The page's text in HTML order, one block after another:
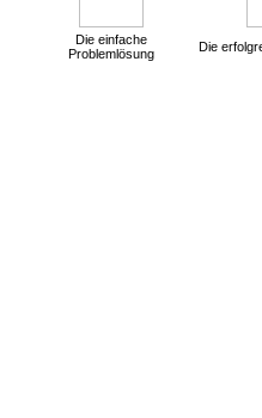
Die einfache
Problemlösung
Die